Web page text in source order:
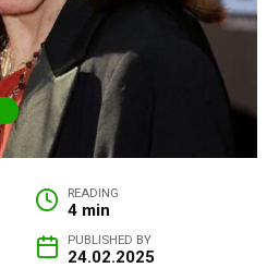
READING
4 min
PUBLISHED BY
24.02.2025